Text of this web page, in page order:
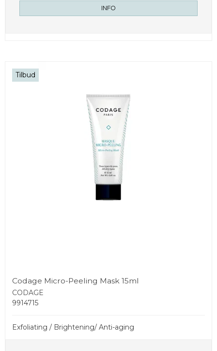
INFO
Tilbud
Codage Micro-Peeling Mask 15ml
CODAGE
9914715
Exfoliating / Brightening/ Anti-aging